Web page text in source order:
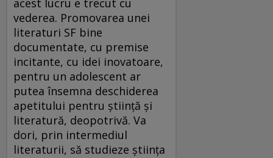
acest lucru e trecut cu
vederea. Promovarea unei
literaturi SF bine
documentate, cu premise
incitante, cu idei inovatoare,
pentru un adolescent ar
putea însemna deschiderea
apetitului pentru ştiinţă şi
literatură, deopotrivă. Va
dori, prin intermediul
literaturii, să studieze ştiinţa